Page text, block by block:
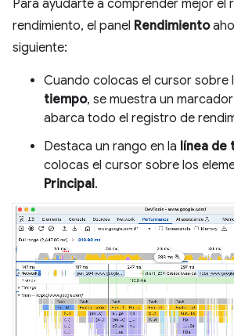
Para ayudarte a comprender mejor el
rendimiento, el panel Rendimiento
siguiente:
Cuando colocas el cursor sobre
tiempo, se muestra un
abarca todo el registro de
Destaca un rango en la línea de
colocas el cursor sobre los
Principal.